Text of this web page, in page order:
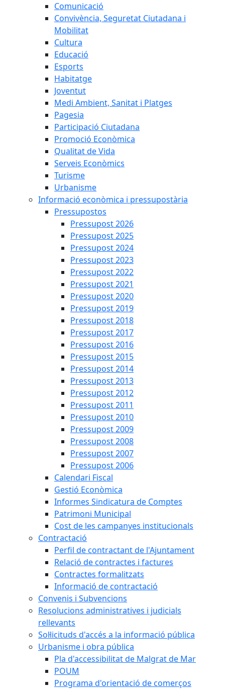
Comunicació
Convivència, Seguretat Ciutadana i
Mobilitat
Cultura
Educació
Esports
Habitatge
Joventut
Medi Ambient, Sanitat i Platges
Pagesia
Participació Ciutadana
Promoció Econòmica
Qualitat de Vida
Serveis Econòmics
Turisme
Urbanisme
Informació econòmica i pressupostària
Pressupostos
Pressupost 2026
Pressupost 2025
Pressupost 2024
Pressupost 2023
Pressupost 2022
Pressupost 2021
Pressupost 2020
Pressupost 2019
Pressupost 2018
Pressupost 2017
Pressupost 2016
Pressupost 2015
Pressupost 2014
Pressupost 2013
Pressupost 2012
Pressupost 2011
Pressupost 2010
Pressupost 2009
Pressupost 2008
Pressupost 2007
Pressupost 2006
Calendari Fiscal
Gestió Econòmica
Informes Sindicatura de Comptes
Patrimoni Municipal
Cost de les campanyes institucionals
Contractació
Perfil de contractant de l'Ajuntament
Relació de contractes i factures
Contractes formalitzats
Informació de contractació
Convenis i Subvencions
Resolucions administratives i judicials
rellevants
Sol·licituds d'accés a la informació pública
Urbanisme i obra pública
Pla d'accessibilitat de Malgrat de Mar
POUM
Programa d'orientació de comerços